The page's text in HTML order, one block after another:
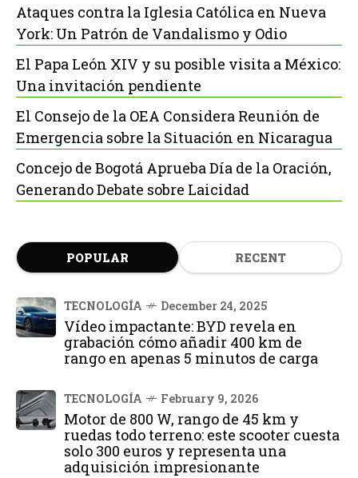
Ataques contra la Iglesia Católica en Nueva
York: Un Patrón de Vandalismo y Odio
El Papa León XIV y su posible visita a México:
Una invitación pendiente
El Consejo de la OEA Considera Reunión de
Emergencia sobre la Situación en Nicaragua
Concejo de Bogotá Aprueba Día de la Oración,
Generando Debate sobre Laicidad
POPULAR RECENT
TECNOLOGÍA December 24, 2025
Vídeo impactante: BYD revela en
grabación cómo añadir 400 km de
rango en apenas 5 minutos de carga
TECNOLOGÍA February 9, 2026
Motor de 800 W, rango de 45 km y
ruedas todo terreno: este scooter cuesta
solo 300 euros y representa una
adquisición impresionante